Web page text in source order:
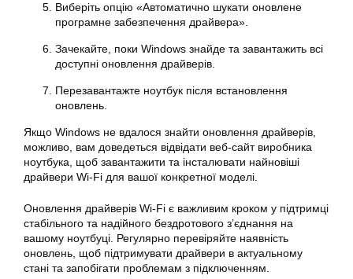
Виберіть опцію «Автоматично шукати оновлене
програмне забезпечення драйвера».
Зачекайте, поки Windows знайде та завантажить всі
доступні оновлення драйверів.
Перезавантажте ноутбук після встановлення
оновлень.
Якщо Windows не вдалося знайти оновлення драйверів,
можливо, вам доведеться відвідати веб-сайт виробника
ноутбука, щоб завантажити та інсталювати найновіші
драйвери Wi-Fi для вашої конкретної моделі.
Оновлення драйверів Wi-Fi є важливим кроком у підтримці
стабільного та надійного бездротового з’єднання на
вашому ноутбуці. Регулярно перевіряйте наявність
оновлень, щоб підтримувати драйвери в актуальному
стані та запобігати проблемам з підключенням.